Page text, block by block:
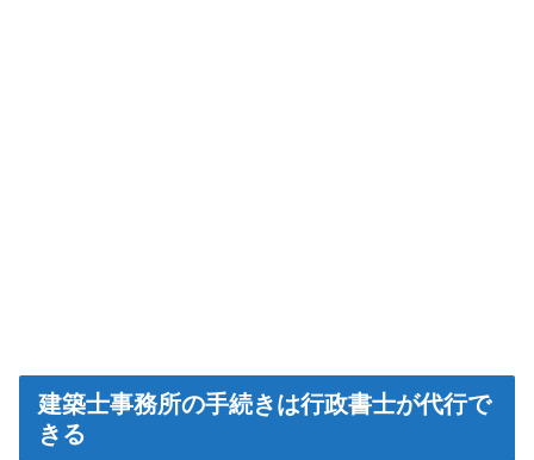
建築士事務所の手続きは行政書士が代行で
きる